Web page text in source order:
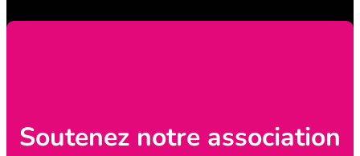
Soutenez notre association